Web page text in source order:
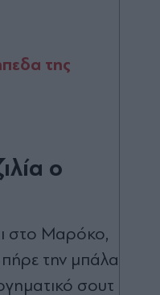
της
ο
στο Μαρόκο,
την μπάλα
σουτ